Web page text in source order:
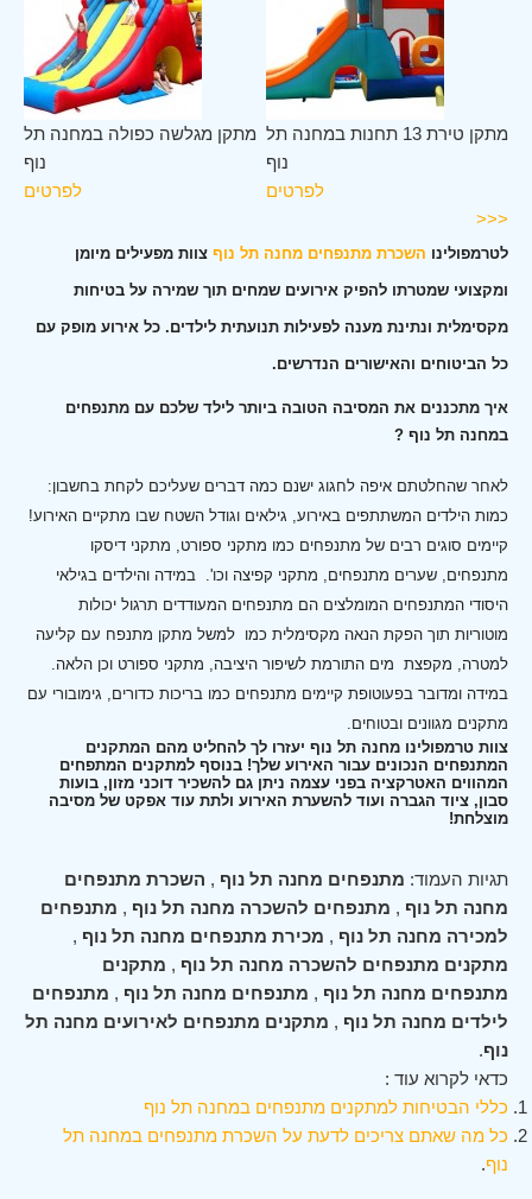
מתקן מגלשה כפולה במחנה תל
נוף
לפרטים
מתקן טירת 13 תחנות במחנה תל
נוף
לפרטים
<<<
לטרמפולינו השכרת מתנפחים מחנה תל נוף צוות מפעילים מיומן
ומקצועי שמטרתו להפיק אירועים שמחים תוך שמירה על בטיחות
מקסימלית ונתינת מענה לפעילות תנועתית לילדים. כל אירוע מופק עם
כל הביטוחים והאישורים הנדרשים.
איך מתכננים את המסיבה הטובה ביותר לילד שלכם עם מתנפחים
במחנה תל נוף ?
לאחר שהחלטתם איפה לחגוג ישנם כמה דברים שעליכם לקחת בחשבון:
כמות הילדים המשתתפים באירוע, גילאים וגודל השטח שבו מתקיים האירוע!
קיימים סוגים רבים של מתנפחים כמו מתקני ספורט, מתקני דיסקו
מתנפחים, שערים מתנפחים, מתקני קפיצה וכו'. במידה והילדים בגילאי
היסודי המתנפחים המומלצים הם מתנפחים המעודדים תרגול יכולות
מוטוריות תוך הפקת הנאה מקסימלית כמו למשל מתקן מתנפח עם קליעה
למטרה, מקפצת מים התורמת לשיפור היציבה, מתקני ספורט וכן הלאה.
במידה ומדובר בפעוטופת קיימים מתנפחים כמו בריכות כדורים, גימובורי עם
מתקנים מגוונים ובטוחים.
צוות טרמפולינו מחנה תל נוף יעזרו לך להחליט מהם המתקנים
המתנפחים הנכונים עבור האירוע שלך! בנוסף למתקנים המתפחים
המהווים האטרקציה בפני עצמה ניתן גם להשכיר דוכני מזון, בועות
סבון, ציוד הגברה ועוד להשערת האירוע ולתת עוד אפקט של מסיבה
מוצלחת!
תגיות העמוד: מתנפחים מחנה תל נוף , השכרת מתנפחים
מחנה תל נוף , מתנפחים להשכרה מחנה תל נוף , מתנפחים
למכירה מחנה תל נוף , מכירת מתנפחים מחנה תל נוף ,
מתקנים מתנפחים להשכרה מחנה תל נוף , מתקנים
מתנפחים מחנה תל נוף , מתנפחים מחנה תל נוף , מתנפחים
לילדים מחנה תל נוף , מתקנים מתנפחים לאירועים מחנה תל
נוף.
כדאי לקרוא עוד :
כללי הבטיחות למתקנים מתנפחים במחנה תל נוף
כל מה שאתם צריכים לדעת על השכרת מתנפחים במחנה תל
נוף.